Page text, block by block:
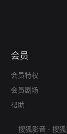
会员
会员特权
会员剧场
帮助
搜狐影音 - 搜